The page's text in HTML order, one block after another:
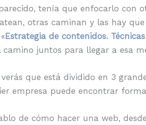
tenía que enfocarlo con
otras caminan y las hay
Estrategia de contenidos.
juntos para llegar a esa
que está dividido en 3
empresa puede encontrar
de cómo hacer una web,